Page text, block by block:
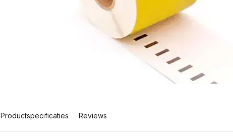
Productspecificaties Reviews